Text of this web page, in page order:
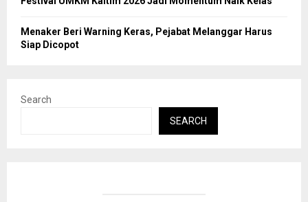
Menaker Beri Warning Keras, Pejabat Melanggar Harus
Siap Dicopot
Search
SEARCH